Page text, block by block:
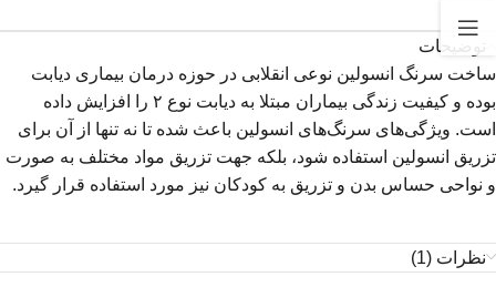
توضیحات
ساخت سرنگ انسولین نوعی انقلابی در حوزه درمان بیماری دیابت
بوده و کیفیت زندگی بیماران مبتلا به دیابت نوع ۲ را افزایش داده
است. ویژگی‌های سرنگ‌های انسولین باعث شده تا نه تنها از آن برای
تزریق انسولین استفاده شود، بلکه جهت تزریق مواد مختلف به صورت
و نواحی حساس بدن و تزریق به کودکان نیز مورد استفاده قرار گیرد.
نظرات (1)